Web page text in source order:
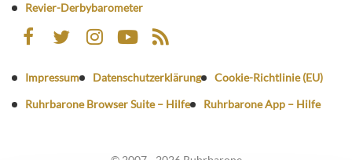
Revier-Derbybarometer
Impressum Datenschutzerklärung
Cookie-Richtlinie (EU)
Ruhrbarone Browser Suite – Hilfe
Ruhrbarone App – Hilfe